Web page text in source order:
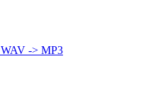
WAV -> MP3